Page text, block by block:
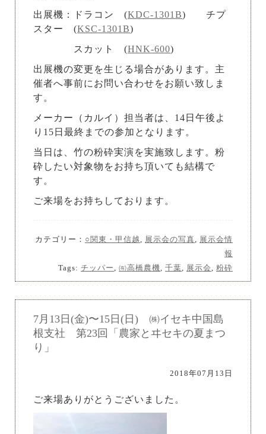
出展機：ドラコン (KDC-1301B) チプ
スター (KSC-1301B)
スカット (HNK-600)
出展機の変更を生じる場合があります。主
催者へ事前にお問い合わせをお願い致しま
す。
メーカー（カルイ）担当者は、14日午後よ
り15日最終までの参加となります。
当日は、竹の粉砕実演を実施致します。粉
砕したい対象物をお持ち頂いても結構で
す。
ご来場をお持ちしております。
カテゴリー： ○関東・甲信越 展示会の写真
展示会情
報
Tags: チッパー ㈲高橋農機 千葉 展示会 粉砕
7月13日(金)〜15日(日) ㈱イセキ中国島
根支社 第23回「農家とヰセキの夏まつ
り」
2018年07月13日
ご来場ありがとうございました。